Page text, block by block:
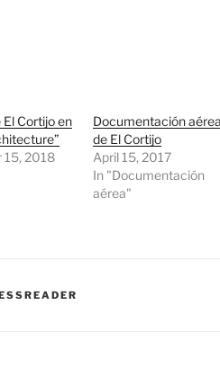
Cortijo en
15, 2018
Documentación aérea
de El Cortijo
April 15, 2017
In "Documentación
aérea"